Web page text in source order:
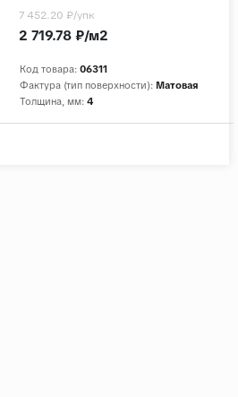
Код товара: 06311
Фактура (тип поверхности): Матовая
Толщина, мм: 4
2 719.78 ₽/м2
7 452.20 ₽/упк